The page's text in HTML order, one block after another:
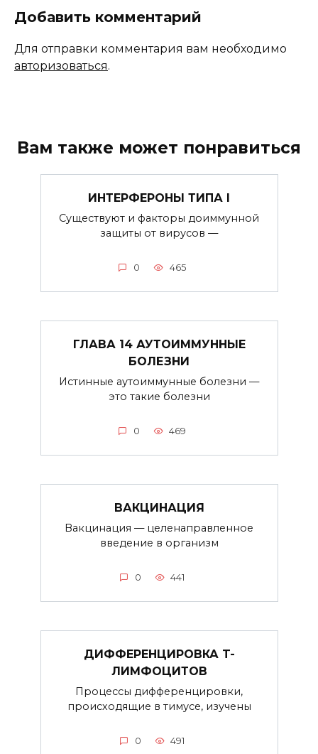
Добавить комментарий
Для отправки комментария вам необходимо
авторизоваться.
Вам также может понравиться
ИНТЕРФЕРОНЫ ТИПА I
Существуют и факторы доиммунной
защиты от вирусов —
0 465
ГЛАВА 14 АУТОИММУННЫЕ
БОЛЕЗНИ
Истинные аутоиммунные болезни —
это такие болезни
0 469
ВАКЦИНАЦИЯ
Вакцинация — целенаправленное
введение в организм
0 441
ДИФФЕРЕНЦИРОВКА T-
ЛИМФОЦИТОВ
Процессы дифференцировки,
происходящие в тимусе, изучены
0 491